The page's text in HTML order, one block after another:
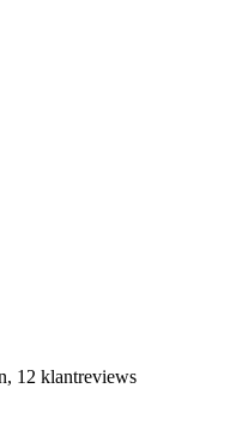
12 klantreviews